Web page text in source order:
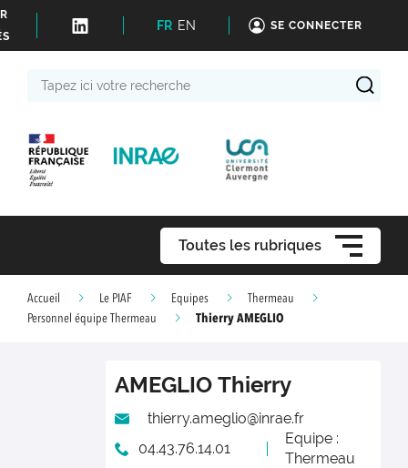
FR EN SE CONNECTER
Toutes les rubriques
Accueil Le PIAF Equipes
Thermeau
Personnel équipe Thermeau
Thierry AMEGLIO
AMEGLIO Thierry
thierry.ameglio@inrae.fr
04.43.76.14.01
Equipe :
Thermeau